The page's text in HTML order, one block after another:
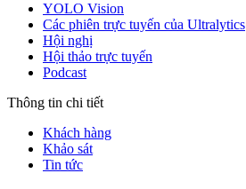
YOLO Vision
Các phiên trực tuyến của Ultralytics
Hội nghị
Hội thảo trực tuyến
Podcast
Thông tin chi tiết
Khách hàng
Khảo sát
Tin tức